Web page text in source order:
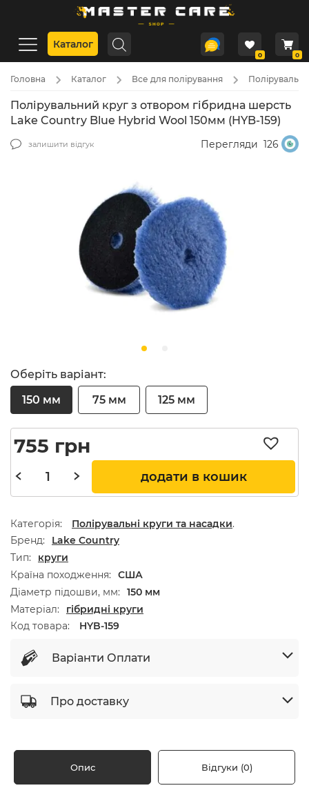
Каталог
0 0
Головна Каталог Все для полірування
Полірувальний круг з отвором гібридна шерсть
Lake Country Blue Hybrid Wool 150мм (HYB-159)
залишити відгук Перегляди 126
Оберіть варіант:
150 мм
75 мм 125 мм
755 грн
додати в кошик
Категорія: Полірувальні круги та насадки.
Бренд
Lake Country
Тип
круги
Країна походження
США
Діаметр підошви, мм
150 мм
Матеріал
гібридні круги
Код товара:
HYB-159
Варіанти Оплати
Про доставку
Опис Відгуки (0)